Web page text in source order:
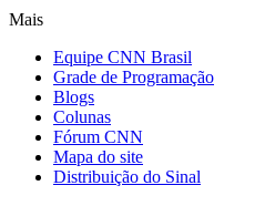
Mais
Equipe CNN Brasil
Grade de Programação
Blogs
Colunas
Fórum CNN
Mapa do site
Distribuição do Sinal